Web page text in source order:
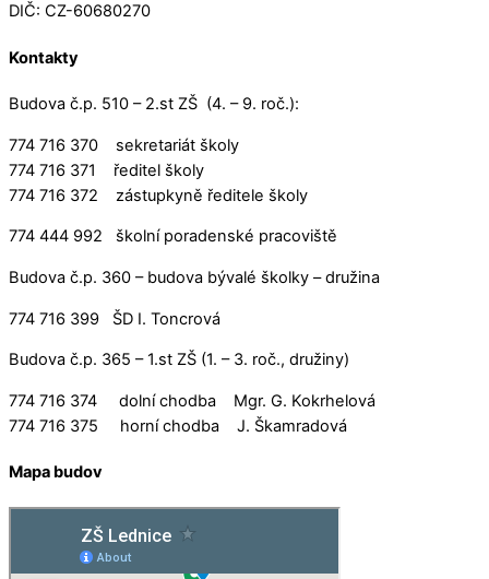
DIČ: CZ-60680270
Kontakty
Budova č.p. 510 – 2.st ZŠ (4. – 9. roč.):
774 716 370 sekretariát školy
774 716 371 ředitel školy
774 716 372 zástupkyně ředitele školy
774 444 992 školní poradenské pracoviště
Budova č.p. 360 – budova bývalé školky – družina
774 716 399 ŠD I. Toncrová
Budova č.p. 365 – 1.st ZŠ (1. – 3. roč., družiny)
774 716 374 dolní chodba Mgr. G. Kokrhelová
774 716 375 horní chodba J. Škamradová
Mapa budov